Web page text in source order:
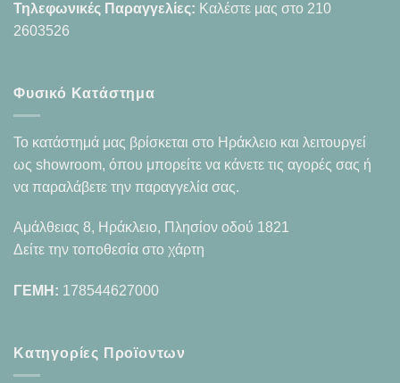
Τηλεφωνικές Παραγγελίες: Καλέστε μας στο 210
2603526
Φυσικό Κατάστημα
Το κατάστημά μας βρίσκεται στο Ηράκλειο και λειτουργεί
ως showroom, όπου μπορείτε να κάνετε τις αγορές σας ή
να παραλάβετε την παραγγελία σας.
Αμάλθειας 8, Ηράκλειο, Πλησίον οδού 1821
Δείτε την τοποθεσία στο χάρτη
ΓΕΜΗ: 178544627000
Κατηγορίες Προϊοντων